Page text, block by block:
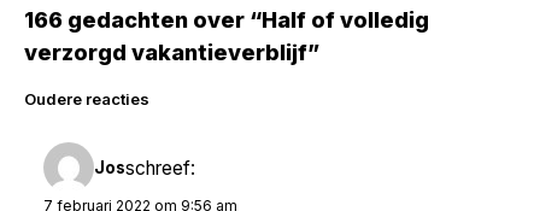
166 gedachten over “Half of volledig
verzorgd vakantieverblijf”
Reacties
navigatie
Oudere reacties
Josschreef:
7 februari 2022 om 9:56 am